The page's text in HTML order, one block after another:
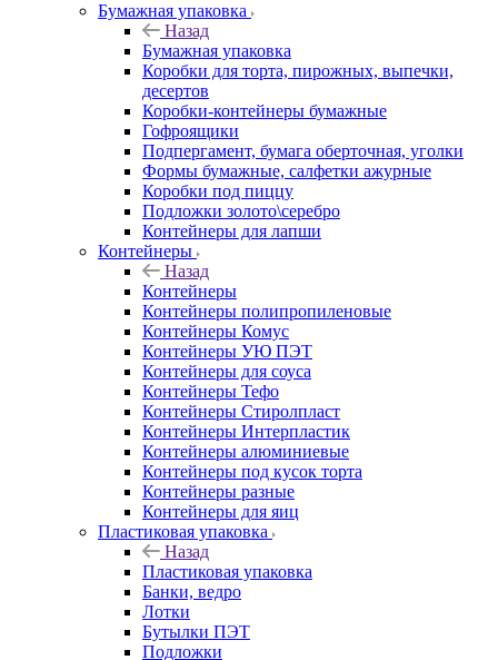
Бумажная упаковка
Назад
Бумажная упаковка
Коробки для торта, пирожных, выпечки,
десертов
Коробки-контейнеры бумажные
Гофроящики
Подпергамент, бумага оберточная, уголки
Формы бумажные, салфетки ажурные
Коробки под пиццу
Подложки золото\серебро
Контейнеры для лапши
Контейнеры
Назад
Контейнеры
Контейнеры полипропиленовые
Контейнеры Комус
Контейнеры УЮ ПЭТ
Контейнеры для соуса
Контейнеры Тефо
Контейнеры Стиролпласт
Контейнеры Интерпластик
Контейнеры алюминиевые
Контейнеры под кусок торта
Контейнеры разные
Контейнеры для яиц
Пластиковая упаковка
Назад
Пластиковая упаковка
Банки, ведро
Лотки
Бутылки ПЭТ
Подложки